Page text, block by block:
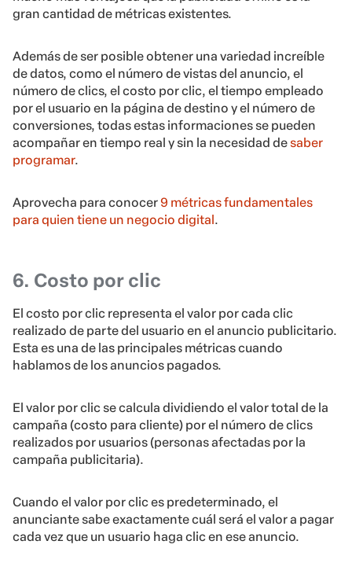
gran cantidad de métricas existentes.
Además de ser posible obtener una variedad increíble
de datos, como el número de vistas del anuncio, el
número de clics, el costo por clic, el tiempo empleado
por el usuario en la página de destino y el número de
conversiones, todas estas informaciones se pueden
acompañar en tiempo real y sin la necesidad desaber
programar.
Aprovecha para conocer9 métricas fundamentales
para quien tiene un negocio digital .
6. Costo por clic
El costo por clic representa el valor por cada clic
realizado de parte del usuario en el anuncio publicitario.
Esta es una de las principales métricas cuando
hablamos de los anuncios pagados.
El valor por clic se calcula dividiendo el valor total de la
campaña (costo para cliente) por el número de clics
realizados por usuarios (personas afectadas por la
campaña publicitaria).
Cuando el valor por clic es predeterminado, el
anunciante sabe exactamente cuál será el valor a pagar
cada vez que un usuario haga clic en ese anuncio.